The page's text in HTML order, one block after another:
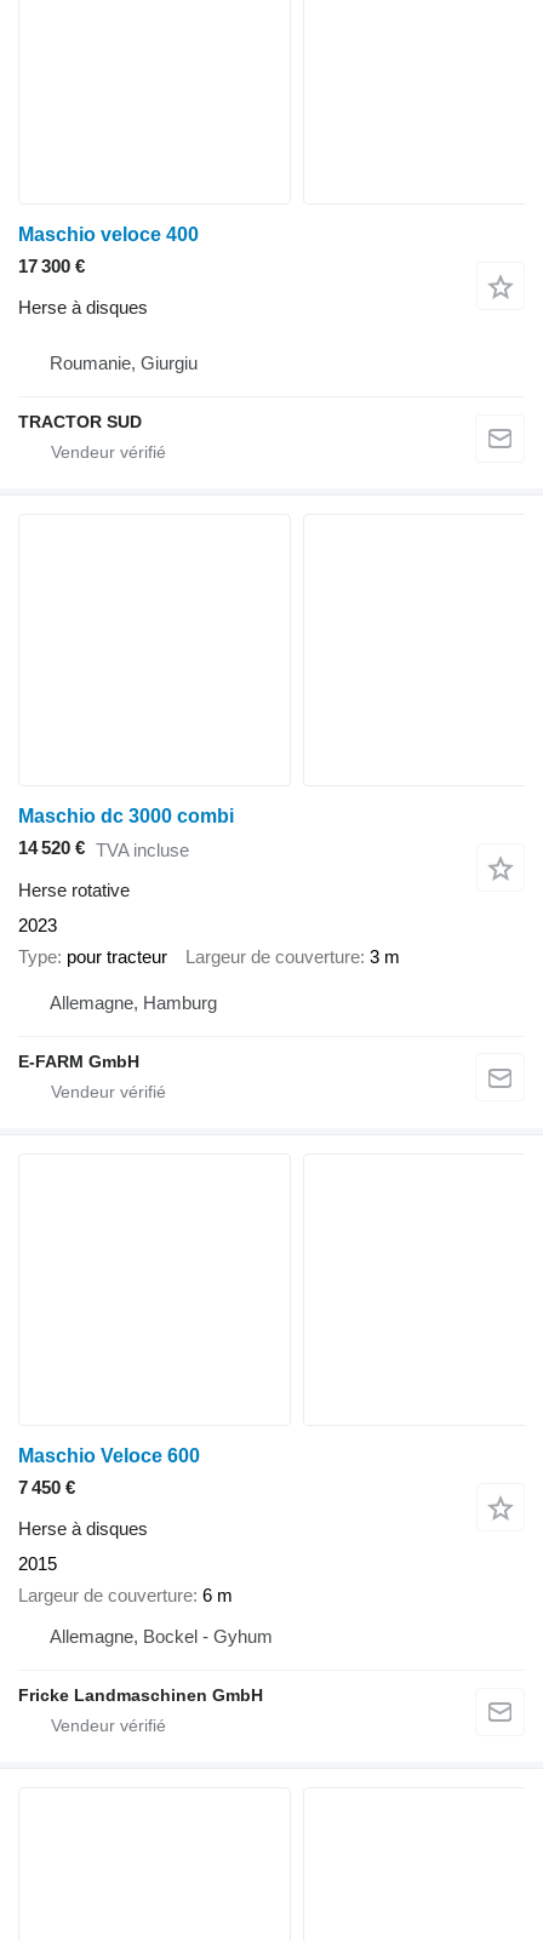
Maschio veloce 400
17 300 €
Herse à disques
Roumanie, Giurgiu
TRACTOR SUD
Maschio dc 3000 combi
14 520 € TVA incluse
Herse rotative
2023
Type pour tracteur Largeur de couverture 3 m
Allemagne, Hamburg
E-FARM GmbH
Maschio Veloce 600
7 450 €
Herse à disques
2015
Largeur de couverture 6 m
Allemagne, Bockel - Gyhum
Fricke Landmaschinen GmbH